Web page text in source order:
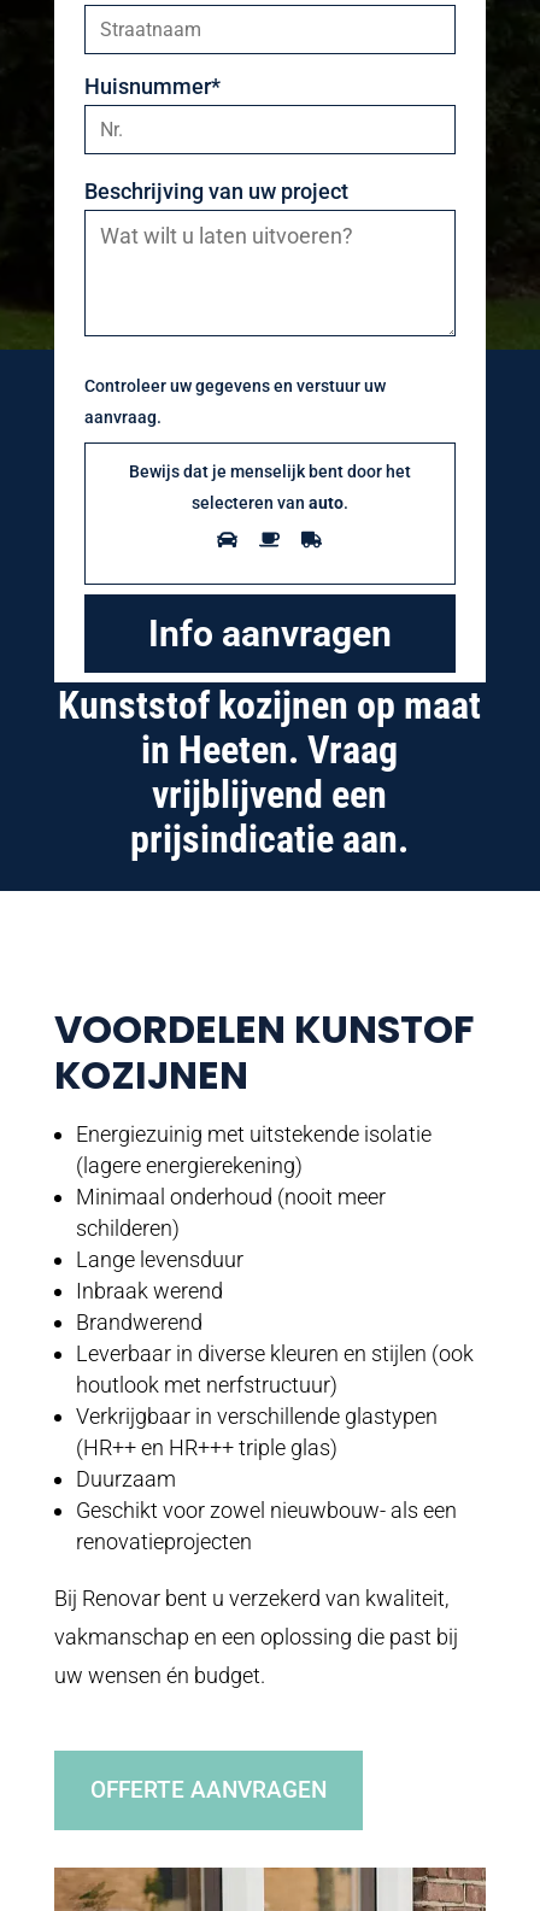
Huisnummer*
Beschrijving van uw project
Controleer uw gegevens en verstuur uw
aanvraag.
Bewijs dat je menselijk bent door het
selecteren van auto.
Kunststof kozijnen op maat
in Heeten. Vraag
vrijblijvend een
prijsindicatie aan.
VOORDELEN KUNSTOF
KOZIJNEN
Energiezuinig met uitstekende isolatie
(lagere energierekening)
Minimaal onderhoud (nooit meer
schilderen)
Lange levensduur
Inbraak werend
Brandwerend
Leverbaar in diverse kleuren en stijlen (ook
houtlook met nerfstructuur)
Verkrijgbaar in verschillende glastypen
(HR++ en HR+++ triple glas)
Duurzaam
Geschikt voor zowel nieuwbouw- als een
renovatieprojecten
Bij Renovar bent u verzekerd van kwaliteit,
vakmanschap en een oplossing die past bij
uw wensen én budget.
OFFERTE AANVRAGEN